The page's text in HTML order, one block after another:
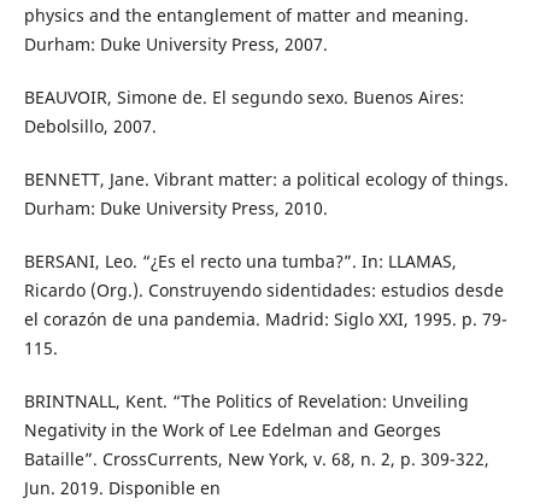
physics and the entanglement of matter and meaning.
Durham: Duke University Press, 2007.
BEAUVOIR, Simone de. El segundo sexo. Buenos Aires:
Debolsillo, 2007.
BENNETT, Jane. Vibrant matter: a political ecology of things.
Durham: Duke University Press, 2010.
BERSANI, Leo. “¿Es el recto una tumba?”. In: LLAMAS,
Ricardo (Org.). Construyendo sidentidades: estudios desde
el corazón de una pandemia. Madrid: Siglo XXI, 1995. p. 79-
115.
BRINTNALL, Kent. “The Politics of Revelation: Unveiling
Negativity in the Work of Lee Edelman and Georges
Bataille”. CrossCurrents, New York, v. 68, n. 2, p. 309-322,
Jun. 2019. Disponible en